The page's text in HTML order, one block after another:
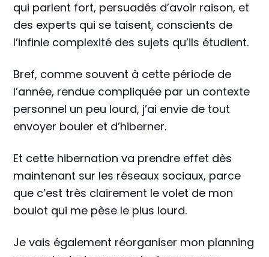
qui parlent fort, persuadés d’avoir raison, et
des experts qui se taisent, conscients de
l’infinie complexité des sujets qu’ils étudient.
Bref, comme souvent à cette période de
l’année, rendue compliquée par un contexte
personnel un peu lourd, j’ai envie de tout
envoyer bouler et d’hiberner.
Et cette hibernation va prendre effet dès
maintenant sur les réseaux sociaux, parce
que c’est très clairement le volet de mon
boulot qui me pèse le plus lourd.
Je vais également réorganiser mon planning